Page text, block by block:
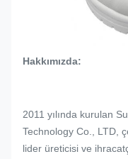
Hakkımızda:
2011 yılında kurulan
Technology Co., LTD,
lider üreticisi ve